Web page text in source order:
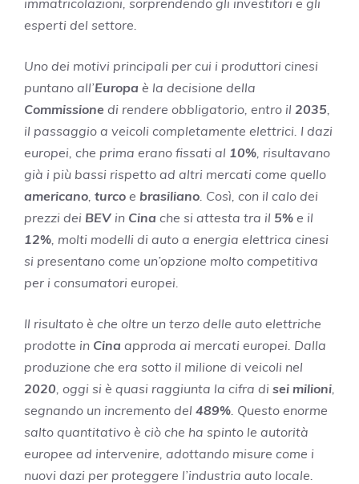
esperti del settore.
Uno dei motivi principali per cui i produttori cinesi
puntano all’Europa è la decisione della
Commissione di rendere obbligatorio, entro il 2035
il passaggio a veicoli completamente elettrici. I dazi
europei, che prima erano fissati al 10% , risultavano
già i più bassi rispetto ad altri mercati come quello
americano turco e brasiliano . Così, con il calo dei
prezzi dei BEV in Cina che si attesta tra il 5% e il
12% , molti modelli di auto a energia elettrica cinesi
si presentano come un’opzione molto competitiva
per i consumatori europei.
Il risultato è che oltre un terzo delle auto elettriche
prodotte in Cina approda ai mercati europei. Dalla
produzione che era sotto il milione di veicoli nel
2020 , oggi si è quasi raggiunta la cifra di sei milioni
segnando un incremento del 489% . Questo enorme
salto quantitativo è ciò che ha spinto le autorità
europee ad intervenire, adottando misure come i
nuovi dazi per proteggere l’industria auto locale.